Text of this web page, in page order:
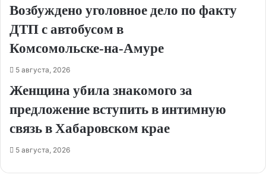
Возбуждено уголовное дело по факту
ДТП с автобусом в
Комсомольске‑на‑Амуре
5 августа, 2026
Женщина убила знакомого за
предложение вступить в интимную
связь в Хабаровском крае
5 августа, 2026